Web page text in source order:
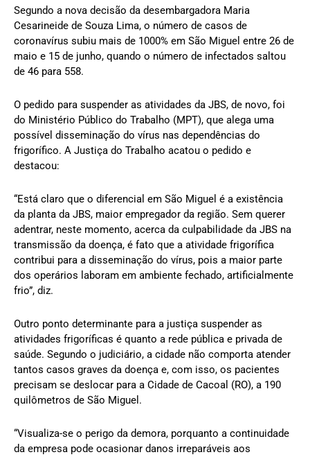
Segundo a nova decisão da desembargadora Maria
Cesarineide de Souza Lima, o número de casos de
coronavírus subiu mais de 1000% em São Miguel entre 26 de
maio e 15 de junho, quando o número de infectados saltou
de 46 para 558.
O pedido para suspender as atividades da JBS, de novo, foi
do Ministério Público do Trabalho (MPT), que alega uma
possível disseminação do vírus nas dependências do
frigorífico. A Justiça do Trabalho acatou o pedido e
destacou:
“Está claro que o diferencial em São Miguel é a existência
da planta da JBS, maior empregador da região. Sem querer
adentrar, neste momento, acerca da culpabilidade da JBS na
transmissão da doença, é fato que a atividade frigorífica
contribui para a disseminação do vírus, pois a maior parte
dos operários laboram em ambiente fechado, artificialmente
frio”, diz.
Outro ponto determinante para a justiça suspender as
atividades frigoríficas é quanto a rede pública e privada de
saúde. Segundo o judiciário, a cidade não comporta atender
tantos casos graves da doença e, com isso, os pacientes
precisam se deslocar para a Cidade de Cacoal (RO), a 190
quilômetros de São Miguel.
“Visualiza-se o perigo da demora, porquanto a continuidade
da empresa pode ocasionar danos irreparáveis aos